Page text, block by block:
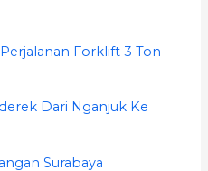
Forklift 3 Ton
Dari Nganjuk Ke
Surabaya